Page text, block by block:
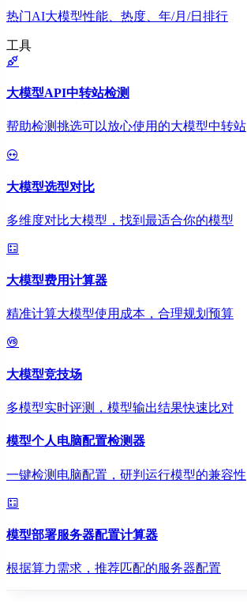
热门AI大模型性能、热度、年/月/日排行
工具
大模型API中转站检测
帮助检测挑选可以放心使用的大模型中转站
大模型选型对比
多维度对比大模型，找到最适合你的模型
大模型费用计算器
精准计算大模型使用成本，合理规划预算
大模型竞技场
多模型实时评测，模型输出结果快速比对
模型个人电脑配置检测器
一键检测电脑配置，研判运行模型的兼容性
模型部署服务器配置计算器
根据算力需求，推荐匹配的服务器配置